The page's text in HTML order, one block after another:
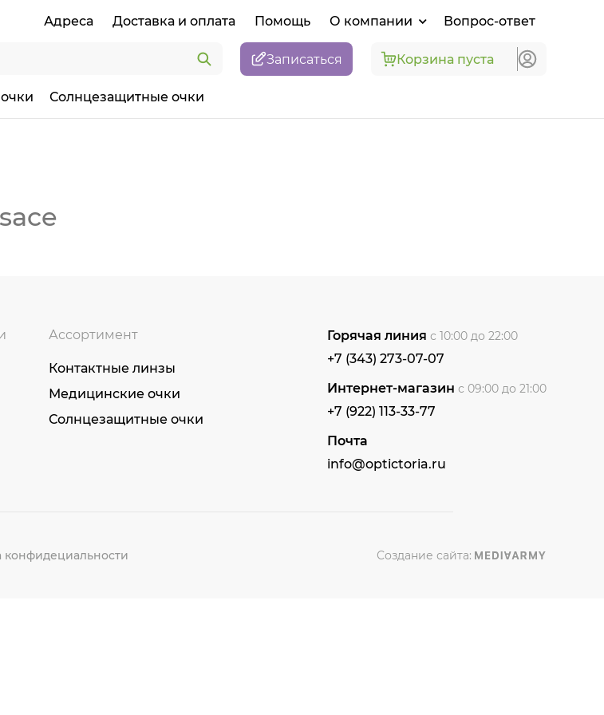
Адреса Доставка и оплата Помощь О компании Вопрос-ответ
Записаться Корзина пуста
Солнцезащитные очки
Ассортимент
Контактные линзы
Медицинские очки
Солнцезащитные очки
Горячая линия с 10:00 до 22:00
+7 (343) 273-07-07
Интернет-магазин с 09:00 до 21:00
+7 (922) 113-33-77
Почта
info@optictoria.ru
конфидециальности Создание сайта: